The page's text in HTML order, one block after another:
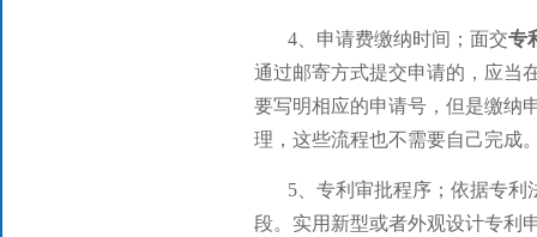
4、申请费缴纳时间；面交专
通过邮寄方式提交申请的，应当
要写明相应的申请号，但是缴纳
理，这些流程也不需要自己完成
5、专利审批程序；依据专利
段。实用新型或者外观设计专利